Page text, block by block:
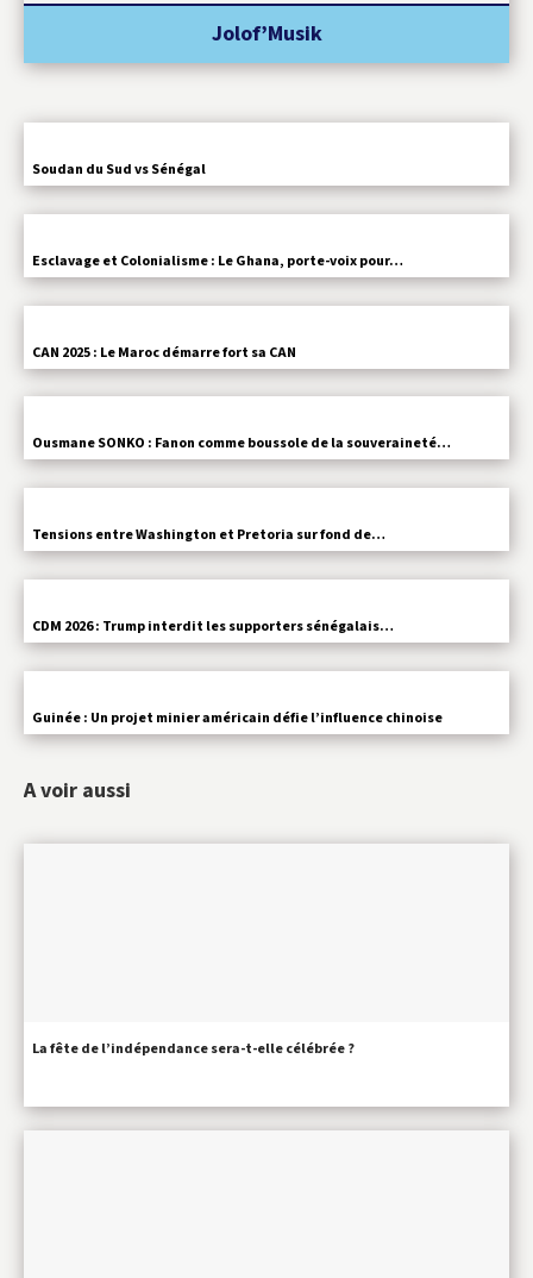
Soudan du Sud vs Sénégal
Esclavage et Colonialisme : Le Ghana, porte-voix pour…
CAN 2025 : Le Maroc démarre fort sa CAN
Ousmane SONKO : Fanon comme boussole de la souveraineté…
Tensions entre Washington et Pretoria sur fond de…
CDM 2026 : Trump interdit les supporters sénégalais…
Guinée : Un projet minier américain défie l’influence chinoise
Jolof’Musik
A voir aussi
La fête de l’indépendance sera-t-elle célébrée ?